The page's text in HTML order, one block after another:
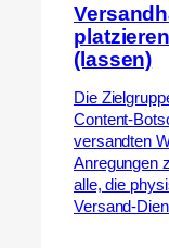
(lassen)
Die
Content-
versandten
Anregungen
alle, die
Versand-